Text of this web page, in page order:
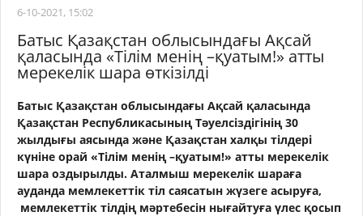
6-10-2021, 15:02
Батыс Қазақстан облысындағы Ақсай
қаласында «Тілім менің –қуатым!» атты
мерекелік шара өткізілді
Батыс Қазақстан облысындағы Ақсай қаласында
Қазақстан Республикасының Тәуелсіздігінің 30
жылдығы аясында және Қазақстан халқы тілдері
күніне орай «Тілім менің –қуатым!» атты мерекелік
шара оздырылды. Аталмыш мерекелік шараға
ауданда мемлекеттік тіл саясатын жүзеге асыруға,
мемлекеттік тілдің мәртебесін нығайтуға үлес қосып